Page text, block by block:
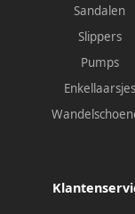
Sandalen
Slippers
Pumps
Enkellaarsjes